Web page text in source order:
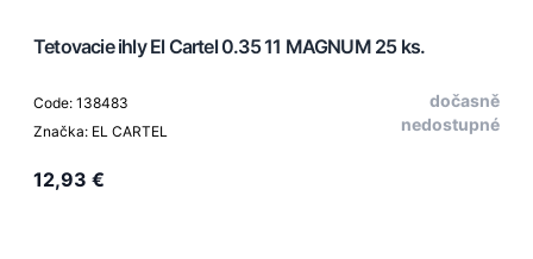
Tetovacie ihly El Cartel 0.35 11 MAGNUM 25 ks.
Code: 138483
Značka: EL CARTEL
dočasně
nedostupné
12,93 €